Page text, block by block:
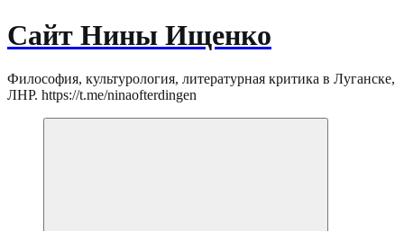
Сайт Нины Ищенко
Философия, культурология, литературная критика в Луганске,
ЛНР. https://t.me/ninaofterdingen